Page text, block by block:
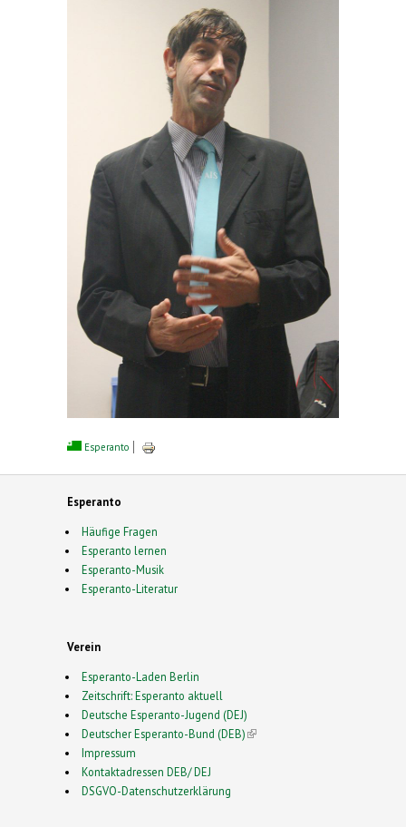
Esperanto
Esperanto
Häufige Fragen
Esperanto lernen
Esperanto-Musik
Esperanto-Literatur
Verein
Esperanto-Laden Berlin
Zeitschrift: Esperanto aktuell
Deutsche Esperanto-Jugend (DEJ)
Deutscher Esperanto-Bund (DEB)(link is external)
Impressum
Kontaktadressen DEB/ DEJ
DSGVO-Datenschutzerklärung